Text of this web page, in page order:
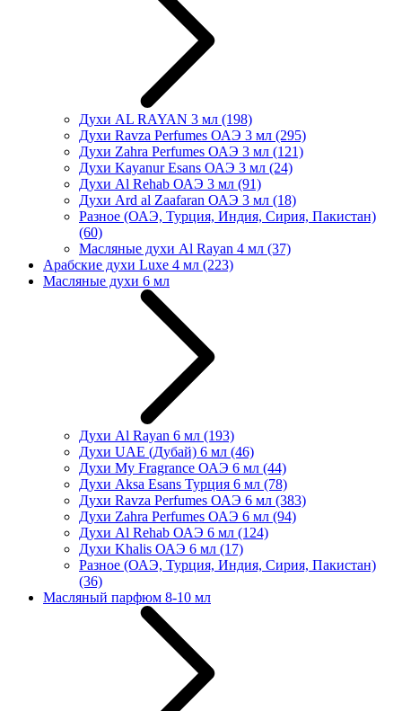
Духи AL RAYAN 3 мл (198)
Духи Ravza Perfumes ОАЭ 3 мл (295)
Духи Zahra Perfumes ОАЭ 3 мл (121)
Духи Kayanur Esans ОАЭ 3 мл (24)
Духи Al Rehab ОАЭ 3 мл (91)
Духи Ard al Zaafaran ОАЭ 3 мл (18)
Разное (ОАЭ, Турция, Индия, Сирия, Пакистан)
(60)
Масляные духи Al Rayan 4 мл (37)
Арабские духи Luxe 4 мл (223)
Масляные духи 6 мл
Духи Al Rayan 6 мл (193)
Духи UAE (Дубай) 6 мл (46)
Духи My Fragrance ОАЭ 6 мл (44)
Духи Aksa Esans Турция 6 мл (78)
Духи Ravza Perfumes ОАЭ 6 мл (383)
Духи Zahra Perfumes ОАЭ 6 мл (94)
Духи Al Rehab ОАЭ 6 мл (124)
Духи Khalis ОАЭ 6 мл (17)
Разное (ОАЭ, Турция, Индия, Сирия, Пакистан)
(36)
Масляный парфюм 8-10 мл